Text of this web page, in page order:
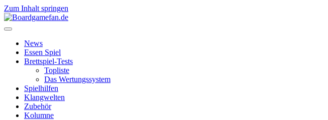
Zum Inhalt springen
News
Essen Spiel
Brettspiel-Tests
Topliste
Das Wertungssystem
Spielhilfen
Klangwelten
Zubehör
Kolumne